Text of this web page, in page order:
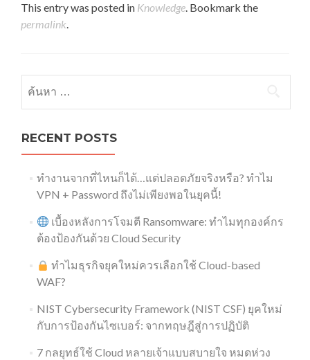
This entry was posted in Knowledge. Bookmark the
permalink.
ค้นหาสำหรับ:
RECENT POSTS
ทำงานจากที่ไหนก็ได้…แต่ปลอดภัยจริงหรือ? ทำไม
VPN + Password ถึงไม่เพียงพอในยุคนี้!
เบื้องหลังการโจมตี Ransomware: ทำไมทุกองค์กร
ต้องป้องกันด้วย Cloud Security
ทำไมธุรกิจยุคใหม่ควรเลือกใช้ Cloud-based
WAF?
NIST Cybersecurity Framework (NIST CSF) ยุคใหม่
กับการป้องกันไซเบอร์: จากทฤษฎีสู่การปฏิบัติ
7 กลยุทธ์ใช้ Cloud หลายเจ้าแบบสบายใจ หมดห่วง